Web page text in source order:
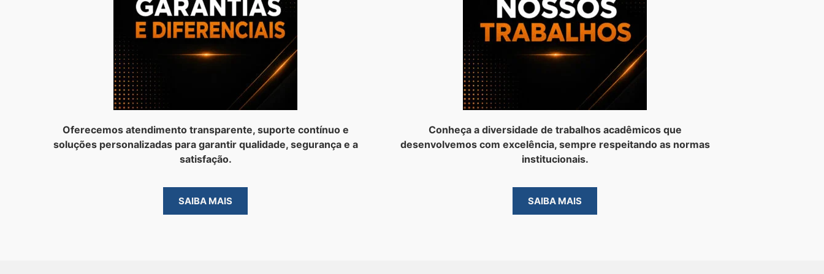
Oferecemos atendimento transparente, suporte contínuo e
soluções personalizadas para garantir qualidade, segurança e a
satisfação.
SAIBA MAIS
Conheça a diversidade de trabalhos acadêmicos que
desenvolvemos com excelência, sempre respeitando as normas
institucionais.
SAIBA MAIS